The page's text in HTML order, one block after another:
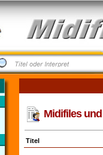
Midifiles
Titel